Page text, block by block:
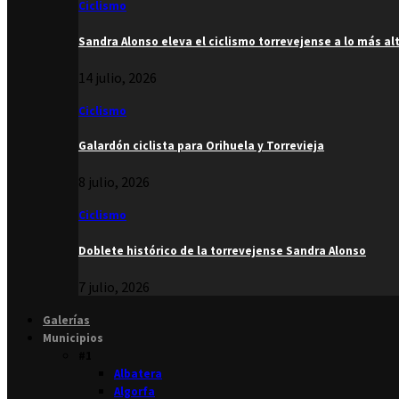
Ciclismo
Sandra Alonso eleva el ciclismo torrevejense a lo más
14 julio, 2026
Ciclismo
Galardón ciclista para Orihuela y Torrevieja
8 julio, 2026
Ciclismo
Doblete histórico de la torrevejense Sandra Alonso
7 julio, 2026
Galerías
Municipios
Albatera
Algorfa